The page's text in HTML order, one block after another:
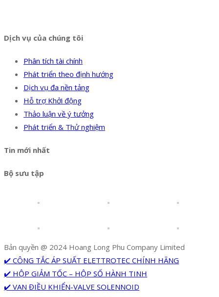
Dịch vụ của chúng tôi
Phân tích tài chính
Phát triển theo định hướng
Dịch vụ đa nền tảng
Hỗ trợ Khởi động
Thảo luận về ý tưởng
Phát triển & Thử nghiệm
Tin mới nhất
Bộ sưu tập
Bản quyền @ 2024 Hoang Long Phu Company Limited
✔️ CÔNG TẮC ÁP SUẤT ELETTROTEC CHÍNH HÃNG
✔️ HỘP GIẢM TỐC – HỘP SỐ HÀNH TINH
✔️ VAN ĐIỀU KHIỂN-VALVE SOLENNOID